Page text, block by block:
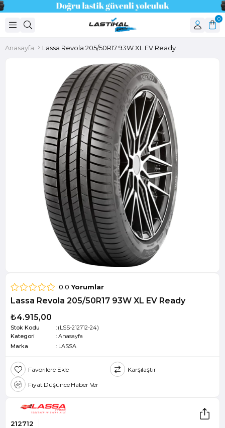
0
Anasayfa Lassa Revola 205/50R17 93W XL EV Ready
0.0 Yorumlar
Lassa Revola 205/50R17 93W XL EV Ready
₺4.915,00
Stok Kodu
(LSS-212712-24)
Kategori
: Anasayfa
Marka
: LASSA
Favorilere Ekle
Karşılaştır
Fiyat Düşünce Haber Ver
212712